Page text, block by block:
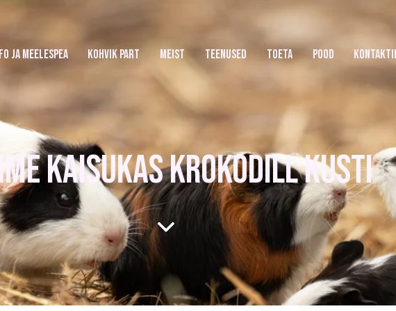
JA MEELESPEA KOHVIK PART MEIST TEENUSED TOETA POOD
KAISUKAS KROKODILL KUSTI